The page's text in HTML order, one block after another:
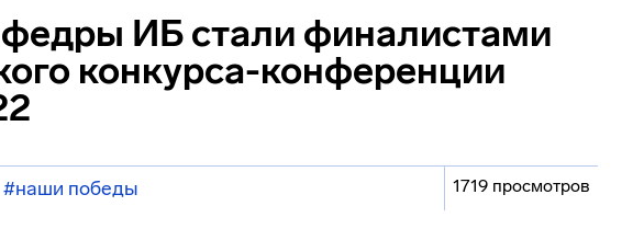
ИБ стали финалистами
конкурса-конференции
#наши победы 1719 просмотров